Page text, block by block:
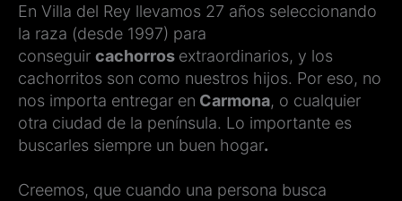
En Villa del Rey llevamos 27 años seleccionando
la raza (desde 1997) para
conseguir cachorros extraordinarios, y los
cachorritos son como nuestros hijos. Por eso, no
nos importa entregar en Carmona, o cualquier
otra ciudad de la península. Lo importante es
buscarles siempre un buen hogar.
Creemos, que cuando una persona busca